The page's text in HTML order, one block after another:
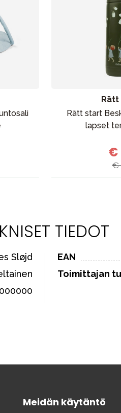
Rätt
Rätt start
lapset
€
€
TIEDOT
Sløjd
EAN
Toimittajan
Meidän käytäntö